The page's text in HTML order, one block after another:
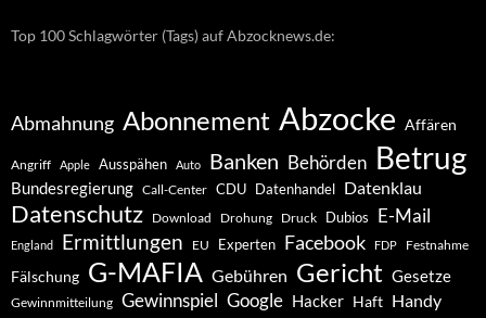
Top 100 Schlagwörter (Tags) auf Abzocknews.de:
Abmahnung Abonnement Abzocke Affären
Angriff Apple Ausspähen Auto Banken Behörden Betrug
Bundesregierung Call-Center CDU Datenhandel Datenklau
Datenschutz Download Drohung Druck Dubios E-Mail
England Ermittlungen EU Experten Facebook FDP Festnahme
Fälschung G-MAFIA Gebühren Gericht Gesetze
Gewinnmitteilung Gewinnspiel Google Hacker Haft Handy